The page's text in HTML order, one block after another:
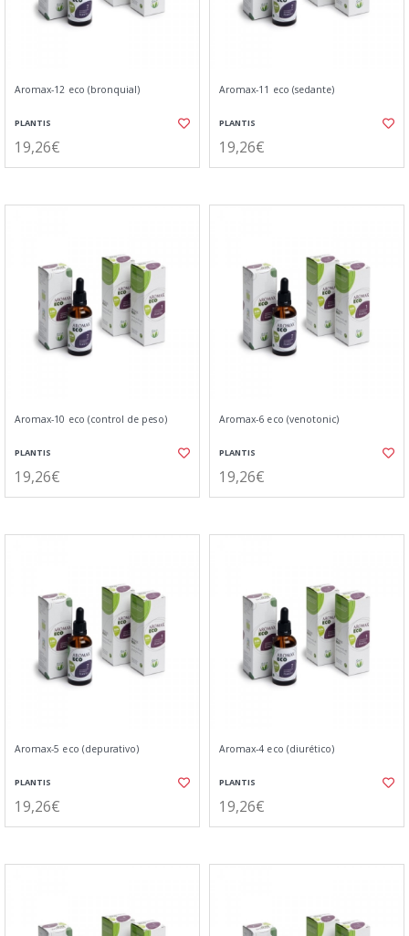
Aromax-12 eco (bronquial)
PLANTIS
19,26€
Aromax-11 eco (sedante)
PLANTIS
19,26€
Aromax-10 eco (control de peso)
PLANTIS
19,26€
Aromax-6 eco (venotonic)
PLANTIS
19,26€
Aromax-5 eco (depurativo)
PLANTIS
19,26€
Aromax-4 eco (diurético)
PLANTIS
19,26€